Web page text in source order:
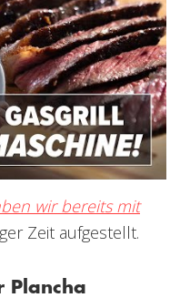
wir bereits mit
Zeit aufgestellt.
Plancha